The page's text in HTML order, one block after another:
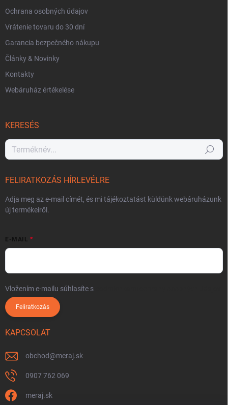
Ochrana osobných údajov
Vrátenie tovaru do 30 dní
Garancia bezpečného nákupu
Články & Novinky
Kontakty
Webáruház értékelése
KERESÉS
Keresés
FELIRATKOZÁS HÍRLEVÉLRE
Adja meg az e-mail címét, és mi tájékoztatást küldünk webáruházunk
új termékeiről.
E-MAIL
Vložením e-mailu súhlasíte s
Feliratkozás
KAPCSOLAT
obchod@meraj.sk
0907 762 069
meraj.sk